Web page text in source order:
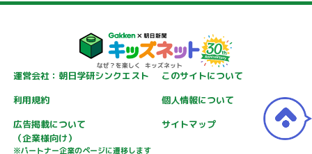
運営会社：朝日学研シンクエスト
このサイトについて
利用規約
個人情報について
広告掲載について
（企業様向け）
※パートナー企業のページに遷移します
サイトマップ